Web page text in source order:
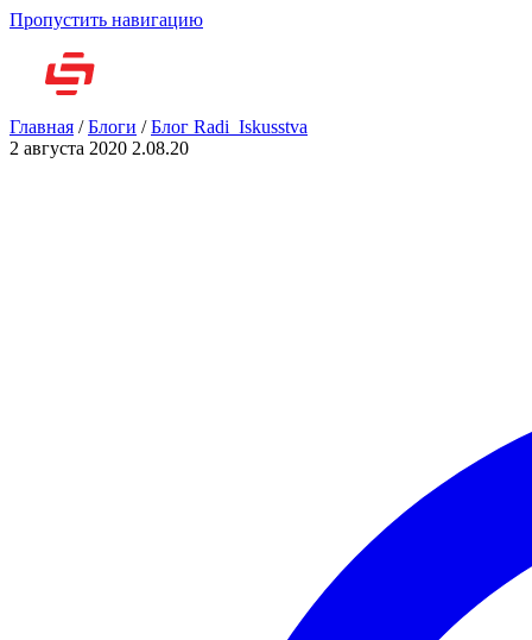
Пропустить навигацию
Главная /Блоги /Блог Radi_Iskusstva
2 августа 2020 2.08.20